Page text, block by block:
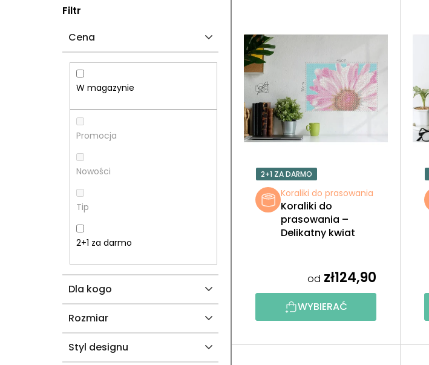
Y
Filtr
Cena
W magazynie
Promocja
Nowości
Tip
2+1 za darmo
Dla kogo
Rozmiar
Styl designu
A
W
2+1 ZA DARMO
Koraliki do prasowania
Koraliki do
prasowania –
Delikatny kwiat
od zł124,90
WYBIERAĆ